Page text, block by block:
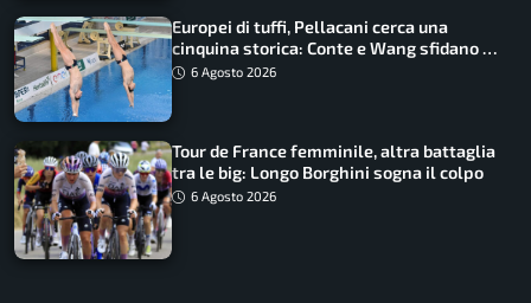
Europei di tuffi, Pellacani cerca una
cinquina storica: Conte e Wang sfidano la
piattaforma
6 Agosto 2026
Tour de France femminile, altra battaglia
tra le big: Longo Borghini sogna il colpo
6 Agosto 2026